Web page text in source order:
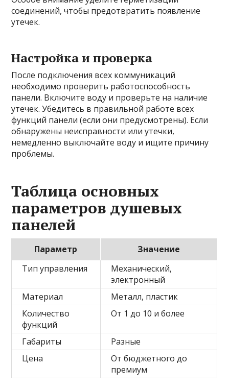
соединений, чтобы предотвратить появление
утечек.
Настройка и проверка
После подключения всех коммуникаций
необходимо проверить работоспособность
панели. Включите воду и проверьте на наличие
утечек. Убедитесь в правильной работе всех
функций панели (если они предусмотрены). Если
обнаружены неисправности или утечки,
немедленно выключайте воду и ищите причину
проблемы.
Таблица основных
параметров душевых
панелей
Параметр
Значение
Тип управления
Механический,
электронный
Материал
Металл, пластик
Количество
функций
От 1 до 10 и более
Габариты
Разные
Цена
От бюджетного до
премиум